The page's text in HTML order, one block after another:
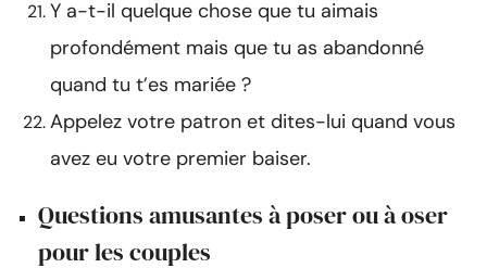
Y a-t-il quelque chose que tu aimais
profondément mais que tu as abandonné
quand tu t’es mariée ?
Appelez votre patron et dites-lui quand vous
avez eu votre premier baiser.
Questions amusantes à poser ou à oser
pour les couples